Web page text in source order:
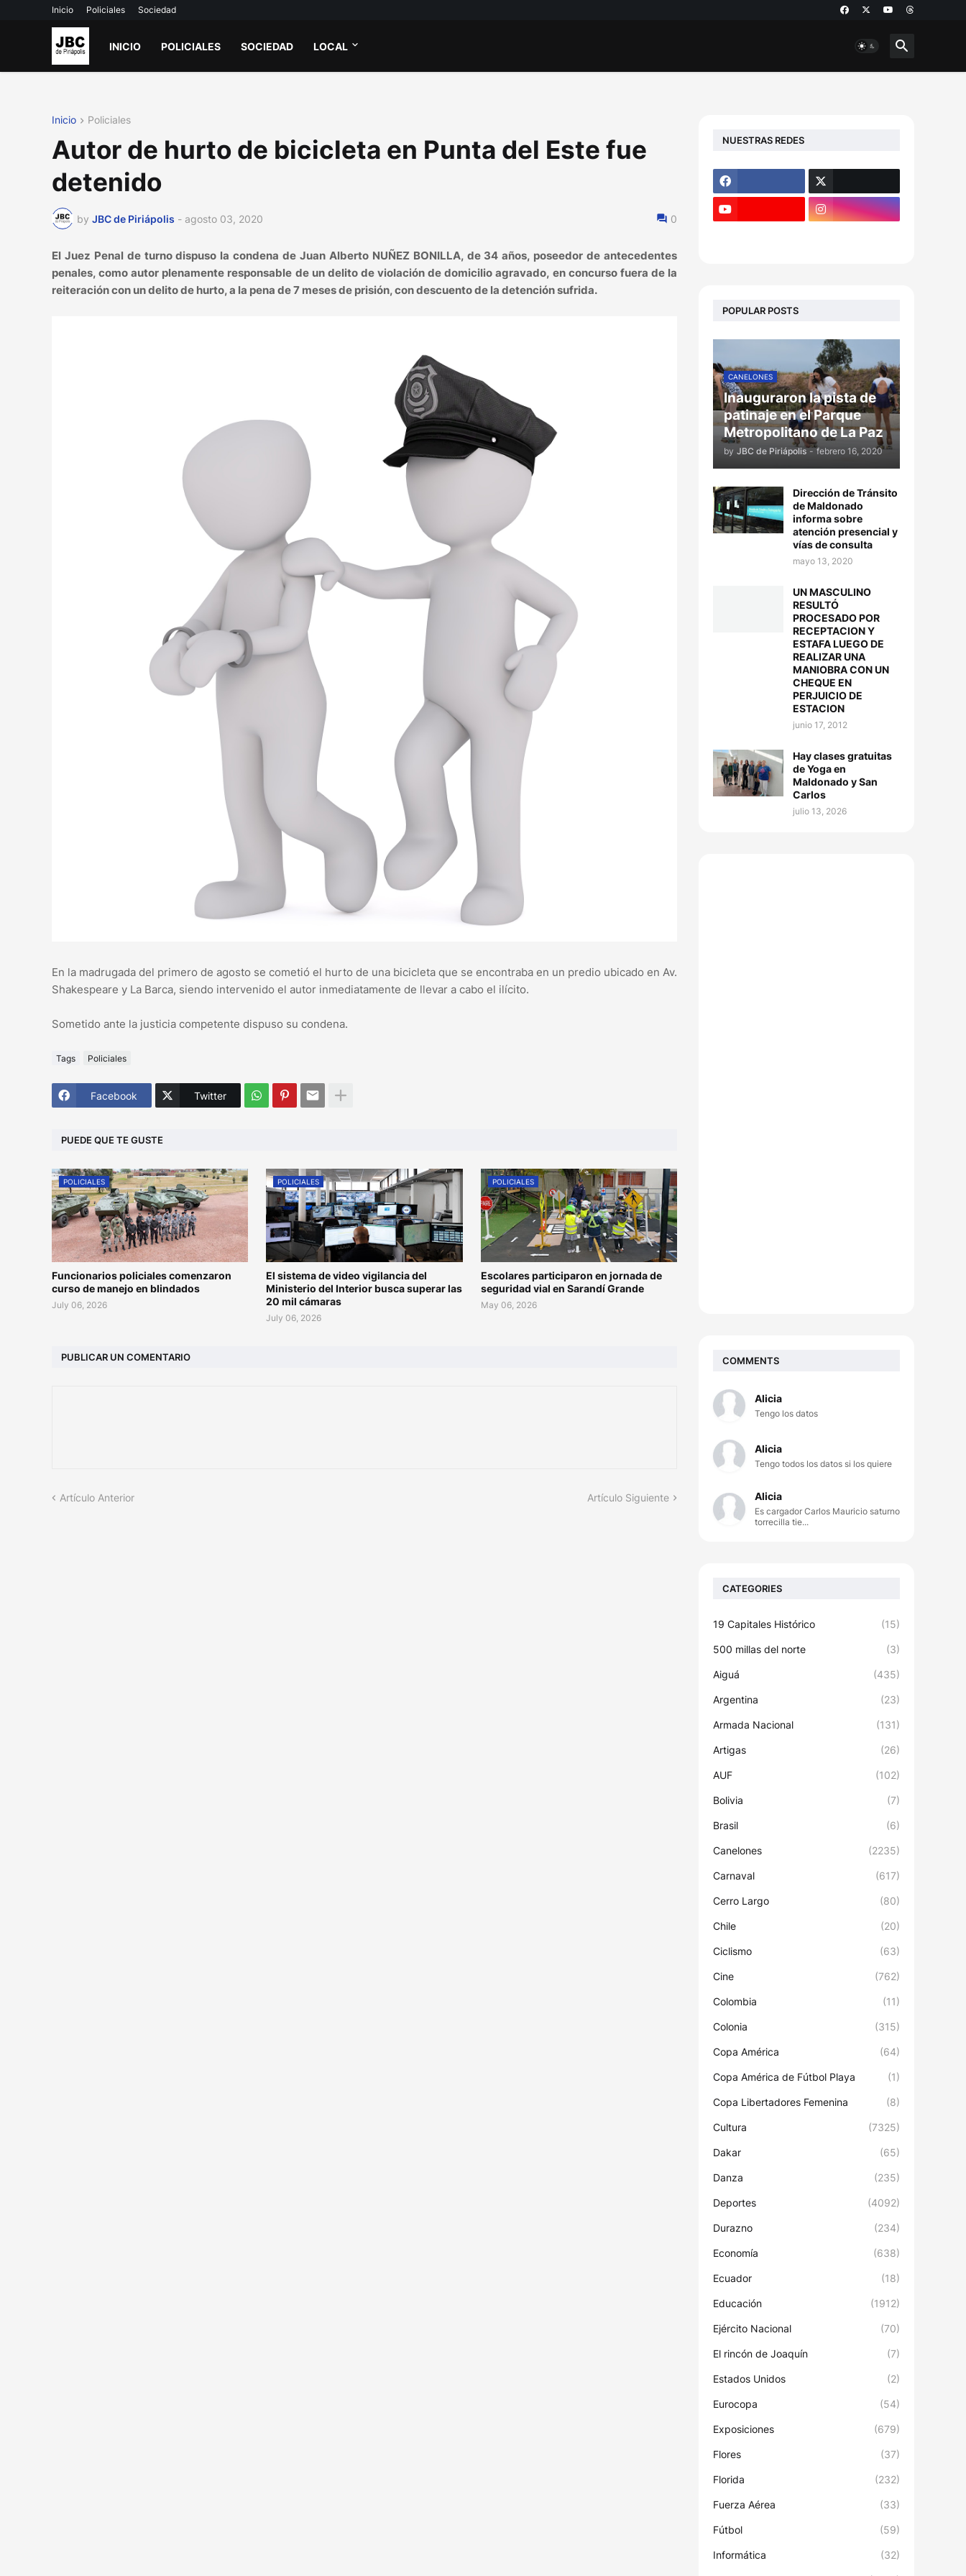
Inicio Policiales Sociedad
INICIO POLICIALES SOCIEDAD LOCAL
Inicio Policiales
Autor de hurto de bicicleta en Punta del Este fue
detenido
by JBC de Piriápolis - agosto 03, 2020 0
El Juez Penal de turno dispuso la condena de Juan Alberto NUÑEZ BONILLA, de 34 años, poseedor de antecedentes
penales, como autor plenamente responsable de un delito de violación de domicilio agravado, en concurso fuera de la
reiteración con un delito de hurto, a la pena de 7 meses de prisión, con descuento de la detención sufrida.
En la madrugada del primero de agosto se cometió el hurto de una bicicleta que se encontraba en un predio ubicado en Av.
Shakespeare y La Barca, siendo intervenido el autor inmediatamente de llevar a cabo el ilícito.
Sometido ante la justicia competente dispuso su condena.
Tags Policiales
Facebook Twitter
PUEDE QUE TE GUSTE
POLICIALES
Funcionarios policiales comenzaron
curso de manejo en blindados
July 06, 2026
POLICIALES
El sistema de video vigilancia del
Ministerio del Interior busca superar las
20 mil cámaras
July 06, 2026
POLICIALES
Escolares participaron en jornada de
seguridad vial en Sarandí Grande
May 06, 2026
PUBLICAR UN COMENTARIO
Artículo Anterior Artículo Siguiente
NUESTRAS REDES
POPULAR POSTS
CANELONES
Inauguraron la pista de
patinaje en el Parque
Metropolitano de La Paz
by JBC de Piriápolis - febrero 16, 2020
Dirección de Tránsito
de Maldonado
informa sobre
atención presencial y
vías de consulta
mayo 13, 2020
UN MASCULINO
RESULTÓ
PROCESADO POR
RECEPTACION Y
ESTAFA LUEGO DE
REALIZAR UNA
MANIOBRA CON UN
CHEQUE EN
PERJUICIO DE
ESTACION
junio 17, 2012
Hay clases gratuitas
de Yoga en
Maldonado y San
Carlos
julio 13, 2026
COMMENTS
Alicia
Tengo los datos
Alicia
Tengo todos los datos si los quiere
Alicia
Es cargador Carlos Mauricio saturno
torrecilla tie...
CATEGORIES
19 Capitales Histórico (15)
500 millas del norte (3)
Aiguá (435)
Argentina (23)
Armada Nacional (131)
Artigas (26)
AUF (102)
Bolivia (7)
Brasil (6)
Canelones (2235)
Carnaval (617)
Cerro Largo (80)
Chile (20)
Ciclismo (63)
Cine (762)
Colombia (11)
Colonia (315)
Copa América (64)
Copa América de Fútbol Playa (1)
Copa Libertadores Femenina (8)
Cultura (7325)
Dakar (65)
Danza (235)
Deportes (4092)
Durazno (234)
Economía (638)
Ecuador (18)
Educación (1912)
Ejército Nacional (70)
El rincón de Joaquín (7)
Estados Unidos (2)
Eurocopa (54)
Exposiciones (679)
Flores (37)
Florida (232)
Fuerza Aérea (33)
Fútbol (59)
Informática (32)